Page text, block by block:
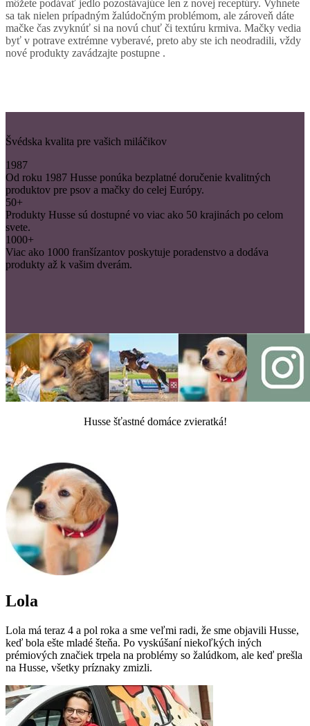
môžete podávať jedlo pozostávajúce len z novej receptúry. Vyhnete
sa tak nielen prípadným žalúdočným problémom, ale zároveň dáte
mačke čas zvyknúť si na novú chuť či textúru krmiva. Mačky vedia
byť v potrave extrémne vyberavé, preto aby ste ich neodradili, vždy
nové produkty zavádzajte postupne .
Švédska kvalita pre vašich miláčikov
1987
Od roku 1987 Husse ponúka bezplatné doručenie kvalitných
produktov pre psov a mačky do celej Európy.
50+
Produkty Husse sú dostupné vo viac ako 50 krajinách po celom
svete.
1000+
Viac ako 1000 franšízantov poskytuje poradenstvo a dodáva
produkty až k vašim dverám.
Husse šťastné domáce zvieratká!
Lola
Lola má teraz 4 a pol roka a sme veľmi radi, že sme objavili Husse,
keď bola ešte mladé šteňa. Po vyskúšaní niekoľkých iných
prémiových značiek trpela na problémy so žalúdkom, ale keď prešla
na Husse, všetky príznaky zmizli.